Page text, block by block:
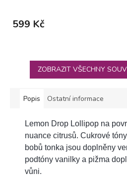
599 Kč
ZOBRAZIT VŠECHNY
Popis Ostatní informace
Lemon Drop Lollipop na
nuance citrusů. Cukrové
bobů tonka jsou doplněny
podtóny vanilky a pižma
vůni.